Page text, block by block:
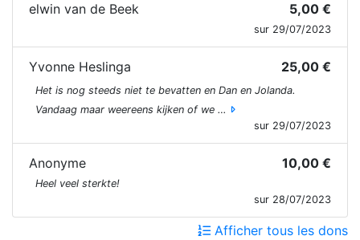
elwin van de Beek 5,00 €
sur 29/07/2023
Yvonne Heslinga 25,00 €
Het is nog steeds niet te bevatten en Dan en Jolanda.
Vandaag maar weereens kijken of we …
sur 29/07/2023
Anonyme 10,00 €
Heel veel sterkte!
sur 28/07/2023
Afficher tous les dons